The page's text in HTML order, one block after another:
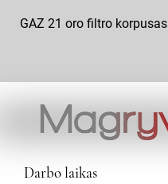
GAZ 21 oro filtro korpusas
Darbo laikas